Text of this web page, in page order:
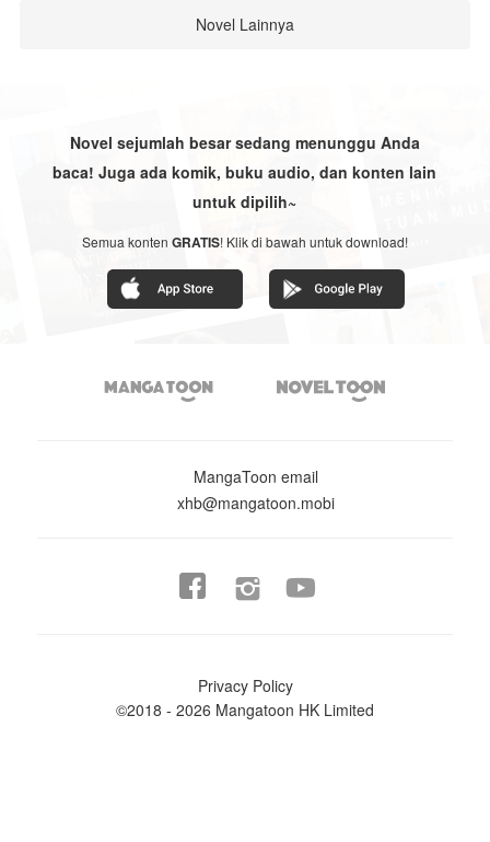
Novel Lainnya
Novel sejumlah besar sedang menunggu Anda
baca! Juga ada komik, buku audio, dan konten lain
untuk dipilih~
Semua konten GRATIS! Klik di bawah untuk download!
 
MangaToon email
xhb@mangatoon.mobi
 
Privacy Policy
©2018 - 2026 Mangatoon HK Limited